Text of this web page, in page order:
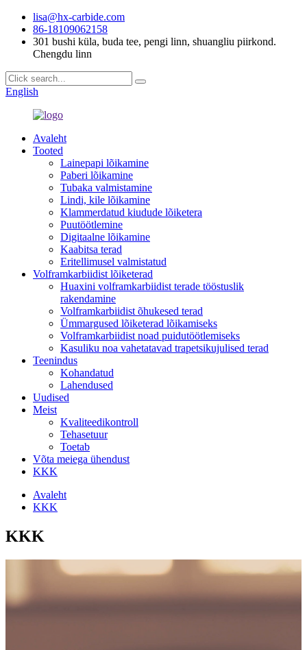
lisa@hx-carbide.com
86-18109062158
301 bushi küla, buda tee, pengi linn, shuangliu piirkond.
Chengdu linn
English
Avaleht
Tooted
Lainepapi lõikamine
Paberi lõikamine
Tubaka valmistamine
Lindi, kile lõikamine
Klammerdatud kiudude lõiketera
Puutöötlemine
Digitaalne lõikamine
Kaabitsa terad
Eritellimusel valmistatud
Volframkarbiidist lõiketerad
Huaxini volframkarbiidist terade tööstuslik
rakendamine
Volframkarbiidist õhukesed terad
Ümmargused lõiketerad lõikamiseks
Volframkarbiidist noad puidutöötlemiseks
Kasuliku noa vahetatavad trapetsikujulised terad
Teenindus
Kohandatud
Lahendused
Uudised
Meist
Kvaliteedikontroll
Tehasetuur
Toetab
Võta meiega ühendust
KKK
Avaleht
KKK
KKK